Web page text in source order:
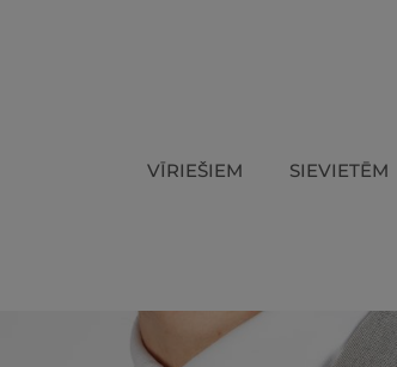
VĪRIEŠIEM SIEVIETĒM